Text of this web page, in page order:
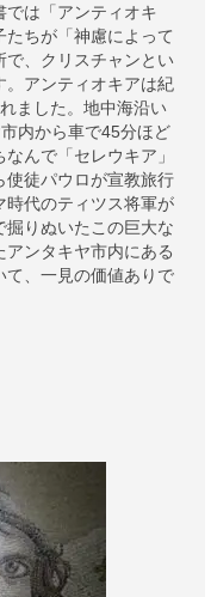
では「アンティオキ
ちが「神慮によって
で、クリスチャンとい
。アンティオキアは紀
ました。地中海沿い
内から車で45分ほど
んで「セレウキア」
使徒パウロが宣教旅行
時代のティツス将軍が
りぬいたこの巨大な
アンタキヤ市内にある
て、一見の価値ありで